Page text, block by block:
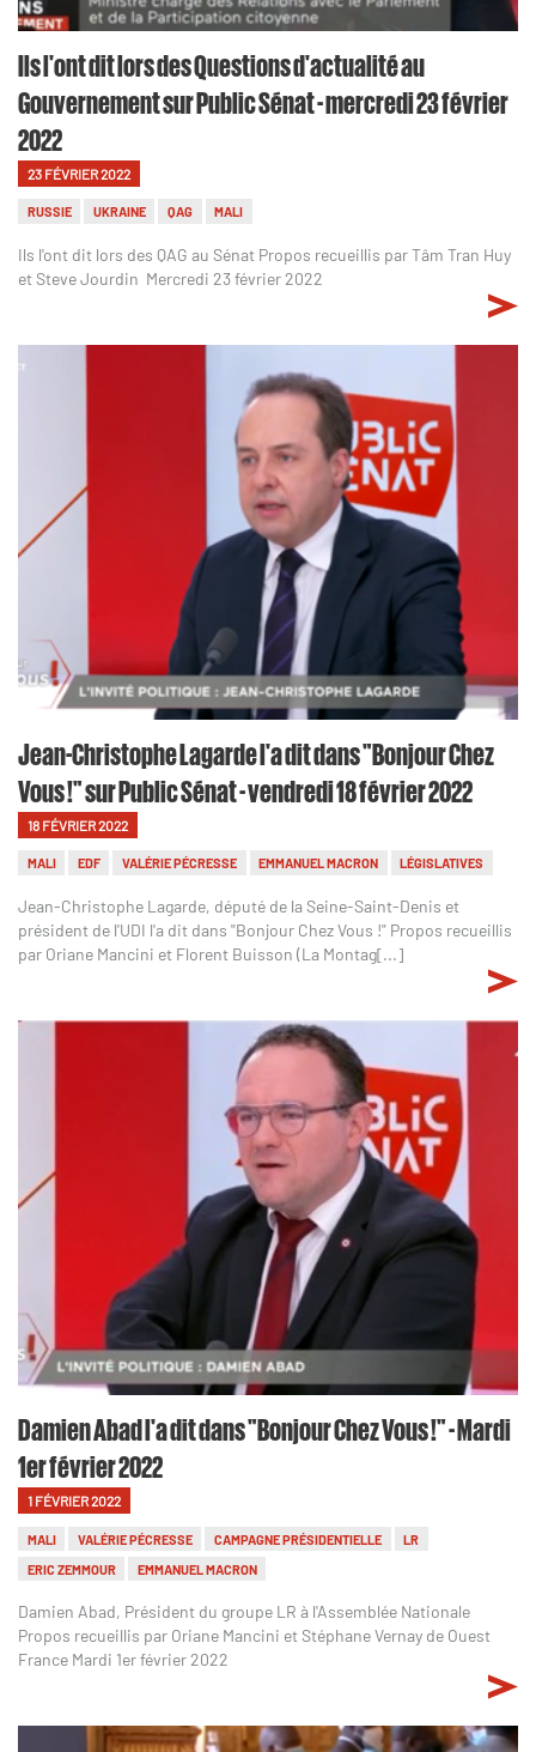
Ils l'ont dit lors des Questions d'actualité au
Gouvernement sur Public Sénat - mercredi 23 février
2022
23 FÉVRIER 2022
RUSSIE UKRAINE QAG MALI
Ils l'ont dit lors des QAG au Sénat Propos recueillis par Tâm Tran Huy
et Steve Jourdin Mercredi 23 février 2022
Jean-Christophe Lagarde l'a dit dans "Bonjour Chez
Vous !" sur Public Sénat - vendredi 18 février 2022
18 FÉVRIER 2022
MALI EDF VALÉRIE PÉCRESSE EMMANUEL MACRON LÉGISLATIVES
Jean-Christophe Lagarde, député de la Seine-Saint-Denis et
président de l'UDI l'a dit dans "Bonjour Chez Vous !" Propos recueillis
par Oriane Mancini et Florent Buisson (La Montag[...]
Damien Abad l'a dit dans "Bonjour Chez Vous !" - Mardi
1er février 2022
1 FÉVRIER 2022
MALI VALÉRIE PÉCRESSE CAMPAGNE PRÉSIDENTIELLE
LR
ERIC ZEMMOUR
EMMANUEL MACRON
Damien Abad, Président du groupe LR à l'Assemblée Nationale
Propos recueillis par Oriane Mancini et Stéphane Vernay de Ouest
France Mardi 1er février 2022